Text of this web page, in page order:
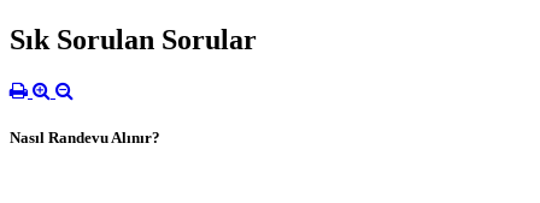
Sık Sorulan Sorular
Nasıl Randevu Alınır?